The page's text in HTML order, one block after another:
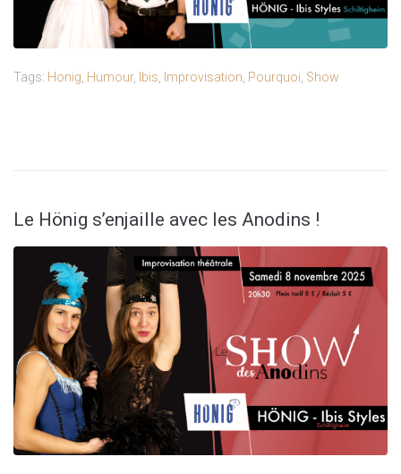
Tags: Honig, Humour, Ibis, Improvisation, Pourquoi, Show
Le Hönig s’enjaille avec les Anodins !